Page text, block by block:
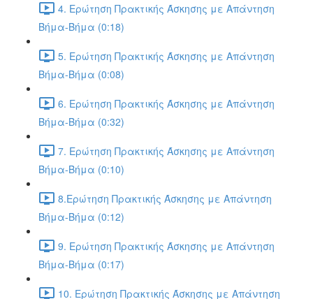
4. Ερώτηση Πρακτικής Άσκησης με Απάντηση
Βήμα-Βήμα (0:18)
5. Ερώτηση Πρακτικής Άσκησης με Απάντηση
Βήμα-Βήμα (0:08)
6. Ερώτηση Πρακτικής Άσκησης με Απάντηση
Βήμα-Βήμα (0:32)
7. Ερώτηση Πρακτικής Άσκησης με Απάντηση
Βήμα-Βήμα (0:10)
8.Ερώτηση Πρακτικής Άσκησης με Απάντηση
Βήμα-Βήμα (0:12)
9. Ερώτηση Πρακτικής Άσκησης με Απάντηση
Βήμα-Βήμα (0:17)
10. Ερώτηση Πρακτικής Άσκησης με Απάντηση